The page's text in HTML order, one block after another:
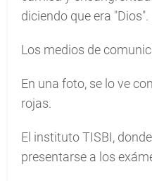
diciendo que era "Dios".
Los medios de
En una foto, se lo ve
rojas.
El instituto TISBI,
presentarse a los